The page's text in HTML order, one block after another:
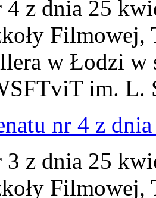
4 z dnia 25
w Łodzi w
im. L.
nr 4 z
3 z dnia 25